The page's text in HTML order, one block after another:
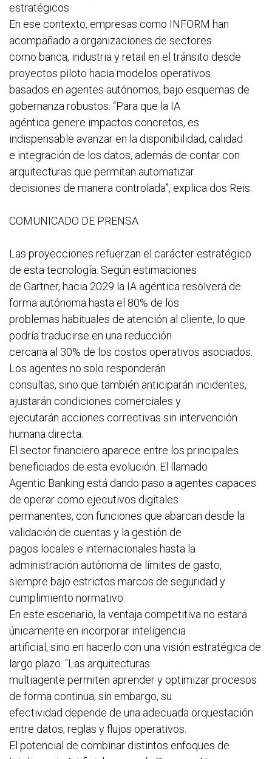
estratégicos.
En ese contexto, empresas como INFORM han
acompañado a organizaciones de sectores
como banca, industria y retail en el tránsito desde
proyectos piloto hacia modelos operativos
basados en agentes autónomos, bajo esquemas de
gobernanza robustos. “Para que la IA
agéntica genere impactos concretos, es
indispensable avanzar en la disponibilidad, calidad
e integración de los datos, además de contar con
arquitecturas que permitan automatizar
decisiones de manera controlada”, explica dos Reis.
COMUNICADO DE PRENSA
Las proyecciones refuerzan el carácter estratégico
de esta tecnología. Según estimaciones
de Gartner, hacia 2029 la IA agéntica resolverá de
forma autónoma hasta el 80% de los
problemas habituales de atención al cliente, lo que
podría traducirse en una reducción
cercana al 30% de los costos operativos asociados.
Los agentes no solo responderán
consultas, sino que también anticiparán incidentes,
ajustarán condiciones comerciales y
ejecutarán acciones correctivas sin intervención
humana directa.
El sector financiero aparece entre los principales
beneficiados de esta evolución. El llamado
Agentic Banking está dando paso a agentes capaces
de operar como ejecutivos digitales
permanentes, con funciones que abarcan desde la
validación de cuentas y la gestión de
pagos locales e internacionales hasta la
administración autónoma de límites de gasto,
siempre bajo estrictos marcos de seguridad y
cumplimiento normativo.
En este escenario, la ventaja competitiva no estará
únicamente en incorporar inteligencia
artificial, sino en hacerlo con una visión estratégica de
largo plazo. “Las arquitecturas
multiagente permiten aprender y optimizar procesos
de forma continua; sin embargo, su
efectividad depende de una adecuada orquestación
entre datos, reglas y flujos operativos.
El potencial de combinar distintos enfoques de